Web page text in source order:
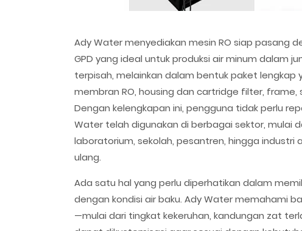
Ady Water menyediakan mesin RO siap pasang
GPD yang ideal untuk produksi air minum dalam
terpisah, melainkan dalam bentuk paket lengkap
membran RO, housing dan cartridge filter,
Dengan kelengkapan ini, pengguna tidak perlu
Water telah digunakan di berbagai sektor, mulai
laboratorium, sekolah, pesantren, hingga industri
ulang.
Ada satu hal yang perlu diperhatikan dalam
dengan kondisi air baku. Ady Water memahami
—mulai dari tingkat kekeruhan, kandungan zat